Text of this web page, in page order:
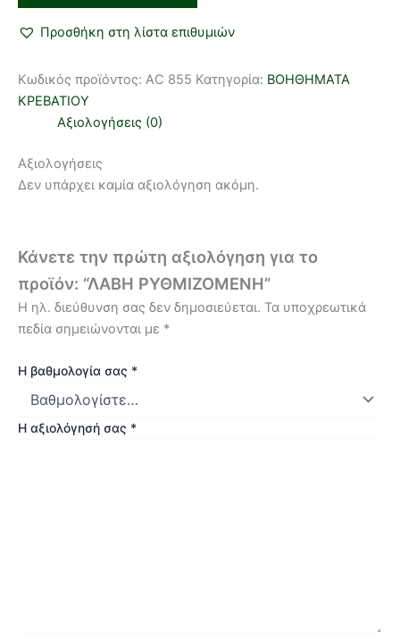
Προσθήκη στη λίστα επιθυμιών
Κωδικός προϊόντος: AC 855 Κατηγορία: ΒΟΗΘΗΜΑΤΑ
ΚΡΕΒΑΤΙΟΥ
Αξιολογήσεις (0)
Αξιολογήσεις
Δεν υπάρχει καμία αξιολόγηση ακόμη.
Κάνετε την πρώτη αξιολόγηση για το
προϊόν: “ΛΑΒΗ ΡΥΘΜΙΖΟΜΕΝΗ”
Η ηλ. διεύθυνση σας δεν δημοσιεύεται. Τα υποχρεωτικά
πεδία σημειώνονται με *
Η βαθμολογία σας *
Η αξιολόγησή σας *